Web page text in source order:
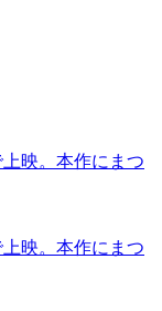
映。本作にまつ
映。本作にまつ